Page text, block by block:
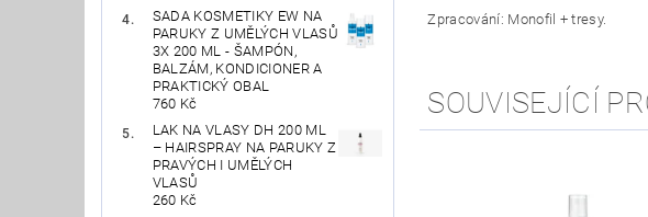
SADA KOSMETIKY EW NA
PARUKY Z UMĚLÝCH VLASŮ
3X 200 ML - ŠAMPÓN,
BALZÁM, KONDICIONER A
PRAKTICKÝ OBAL
760 Kč
LAK NA VLASY DH 200 ML
– HAIRSPRAY NA PARUKY Z
PRAVÝCH I UMĚLÝCH
VLASŮ
260 Kč
Zpracování: Monofil + tresy.
SOUVISEJÍCÍ